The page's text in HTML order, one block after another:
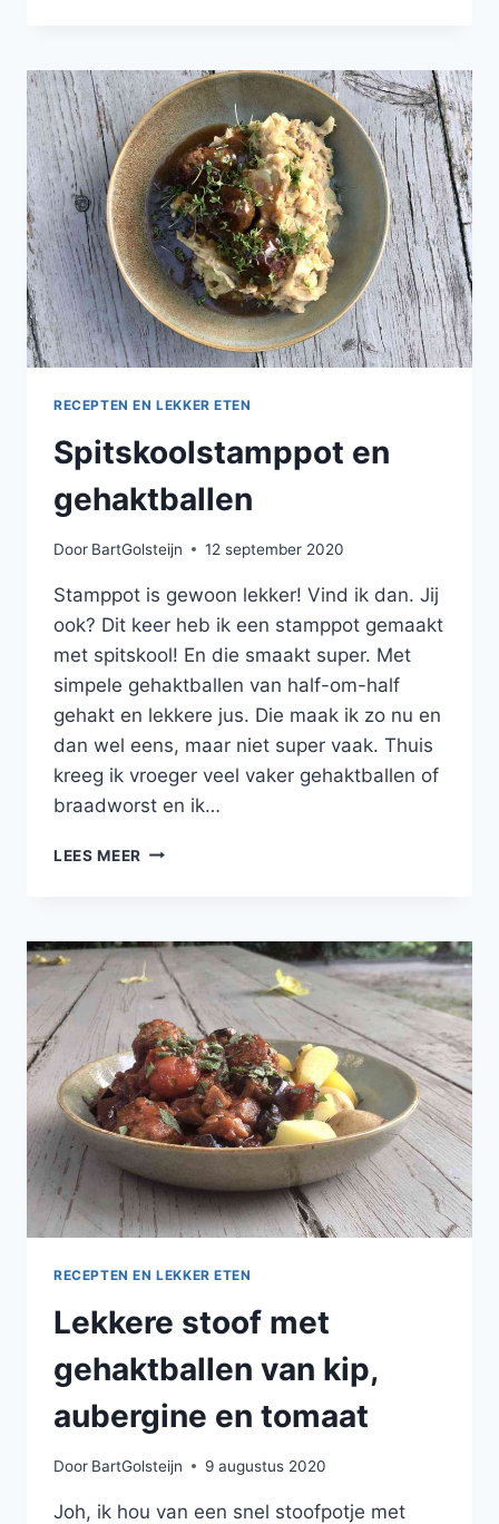
RECEPTEN EN LEKKER ETEN
Spitskoolstamppot en
gehaktballen
Door BartGolsteijn 12 september 2020
Stamppot is gewoon lekker! Vind ik dan. Jij
ook? Dit keer heb ik een stamppot gemaakt
met spitskool! En die smaakt super. Met
simpele gehaktballen van half-om-half
gehakt en lekkere jus. Die maak ik zo nu en
dan wel eens, maar niet super vaak. Thuis
kreeg ik vroeger veel vaker gehaktballen of
braadworst en ik…
LEES MEER SPITSKOOLSTAMPPOT
RECEPTEN EN LEKKER ETEN
Lekkere stoof met
gehaktballen van kip,
aubergine en tomaat
Door BartGolsteijn 9 augustus 2020
Joh, ik hou van een snel stoofpotje met